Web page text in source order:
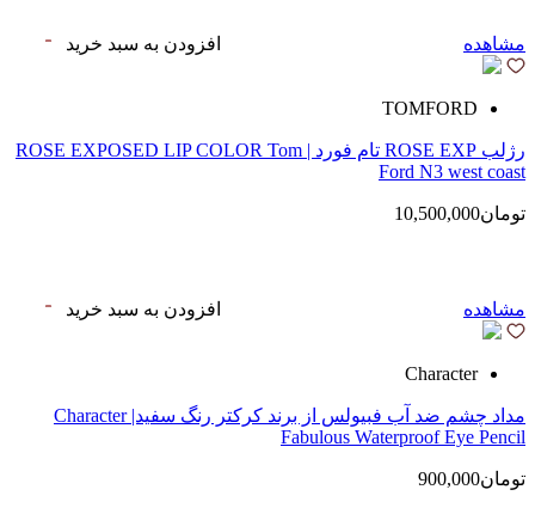
مشاهده افزودن به سبد خرید
TOMFORD
رژلب ROSE EXP تام فورد | ROSE EXPOSED LIP COLOR Tom
Ford N3 west coast
تومان10,500,000
مشاهده افزودن به سبد خرید
Character
مداد چشم ضد آب فبیولس از برند کرکتر رنگ سفید| Character
Fabulous Waterproof Eye Pencil
تومان900,000